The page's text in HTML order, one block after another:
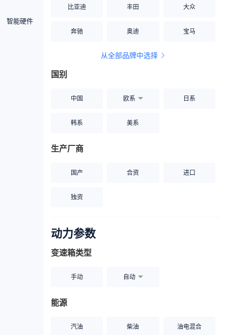
智能硬件
比亚迪 丰田 大众
奔驰 奥迪 宝马
从全部品牌中选择
国别
中国 欧系 日系
韩系 美系
生产厂商
国产 合资 进口
独资
动力参数
变速箱类型
手动 自动
能源
汽油 柴油 油电混合